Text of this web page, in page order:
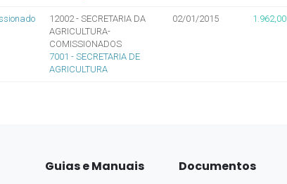
Guias e Manuais Documentos